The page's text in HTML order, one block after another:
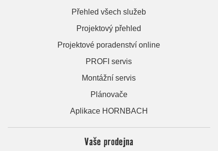
Přehled všech služeb
Projektový přehled
Projektové poradenství online
PROFI servis
Montážní servis
Plánovače
Aplikace HORNBACH
Vaše prodejna